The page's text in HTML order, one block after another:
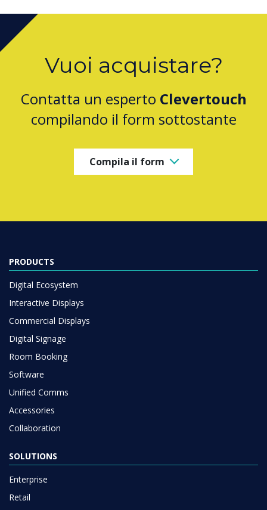
Vuoi acquistare?
Contatta un esperto Clevertouch
compilando il form sottostante
Compila il form
PRODUCTS
Digital Ecosystem
Interactive Displays
Commercial Displays
Digital Signage
Room Booking
Software
Unified Comms
Accessories
Collaboration
SOLUTIONS
Enterprise
Retail